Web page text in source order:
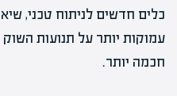
כלים חדשים לניתוח טכני,
עמוקות יותר על תנועות השוק
חכמה יותר.